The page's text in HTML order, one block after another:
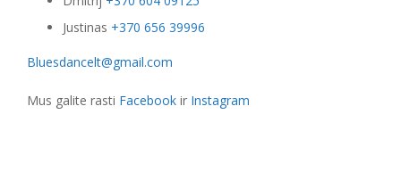
Justinas +370 656 39996
Bluesdancelt@gmail.com
Mus galite rasti Facebook ir Instagram